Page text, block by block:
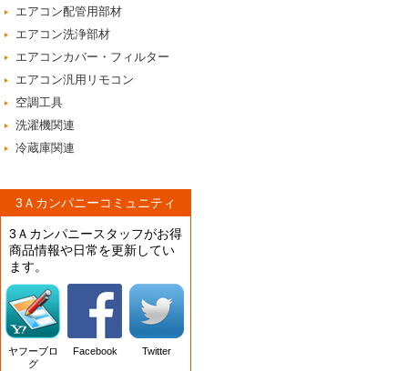
エアコン配管用部材
エアコン洗浄部材
エアコンカバー・フィルター
エアコン汎用リモコン
空調工具
洗濯機関連
冷蔵庫関連
3Ａカンパニーコミュニティ
3Ａカンパニースタッフがお得
商品情報や日常を更新してい
ます。
ヤフーブロ
グ
Facebook Twitter